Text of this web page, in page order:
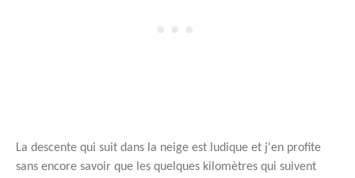
La descente qui suit dans la neige est ludique et j'en profite
sans encore savoir que les quelques kilomètres qui suivent